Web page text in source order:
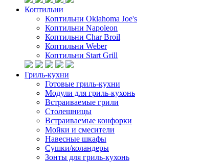
Коптильни
Коптильни Oklahoma Joe's
Коптильни Napoleon
Коптильни Char Broil
Коптильни Weber
Коптильни Start Grill
Гриль-кухни
Готовые гриль-кухни
Модули для гриль-кухонь
Встраиваемые грили
Столешницы
Встраиваемые конфорки
Мойки и смесители
Навесные шкафы
Сушки/коландеры
Зонты для гриль-кухонь